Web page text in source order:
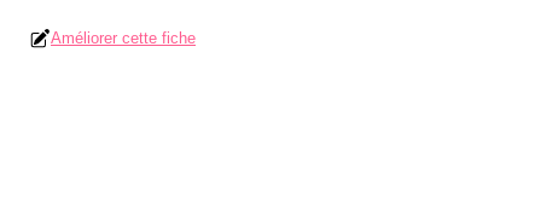
Améliorer cette fiche